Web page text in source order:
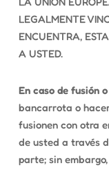
LEGALMENTE
ENCUENTRA,
A USTED.
En caso de fusión
bancarrota o
fusionen con otra
de usted a través
parte; sin